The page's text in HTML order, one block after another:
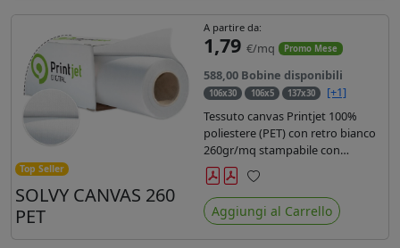
Top Seller
SOLVY CANVAS 260
PET
A partire da:
1,79 €/mq Promo Mese
588,00 Bobine disponibili
106x30 106x5 137x30
[+1]
Tessuto canvas Printjet 100%
poliestere (PET) con retro bianco
260gr/mq stampabile con
inchiostri solvente, ecosolvente,
uv e latex.
Preferiti
Aggiungi al Carrello